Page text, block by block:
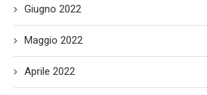
Giugno 2022
Maggio 2022
Aprile 2022